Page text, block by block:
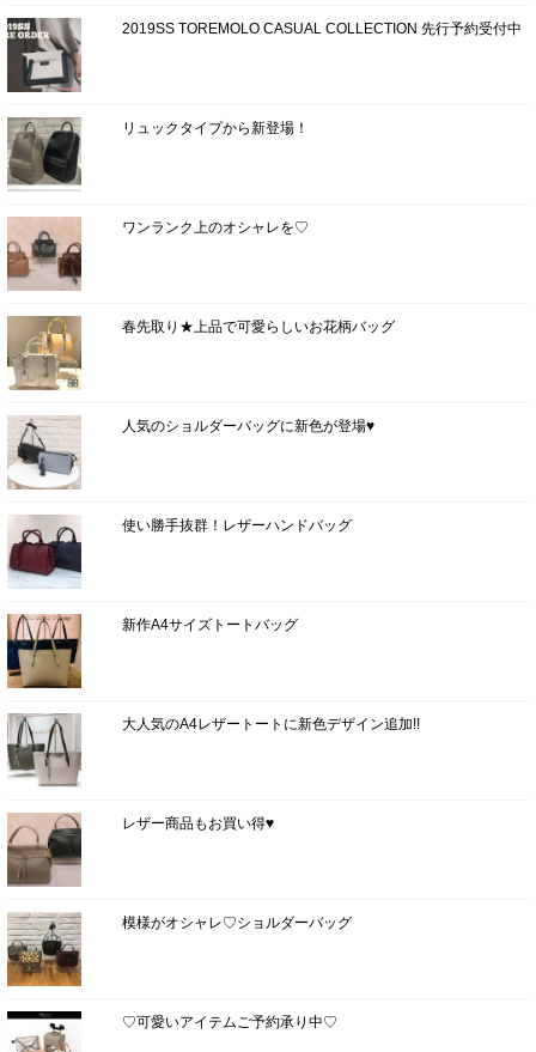
2019SS TOREMOLO CASUAL COLLECTION 先行予約受付中
リュックタイプから新登場！
ワンランク上のオシャレを♡
春先取り★上品で可愛らしいお花柄バッグ
人気のショルダーバッグに新色が登場♥
使い勝手抜群！レザーハンドバッグ
新作A4サイズトートバッグ
大人気のA4レザートートに新色デザイン追加!!
レザー商品もお買い得♥
模様がオシャレ♡ショルダーバッグ
♡可愛いアイテムご予約承り中♡